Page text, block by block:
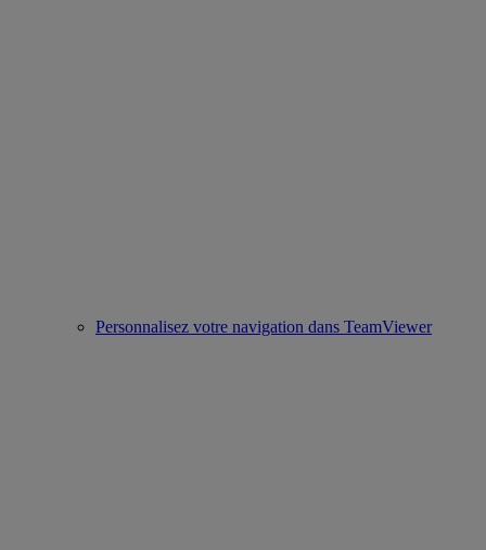
Personnalisez votre navigation dans TeamViewer